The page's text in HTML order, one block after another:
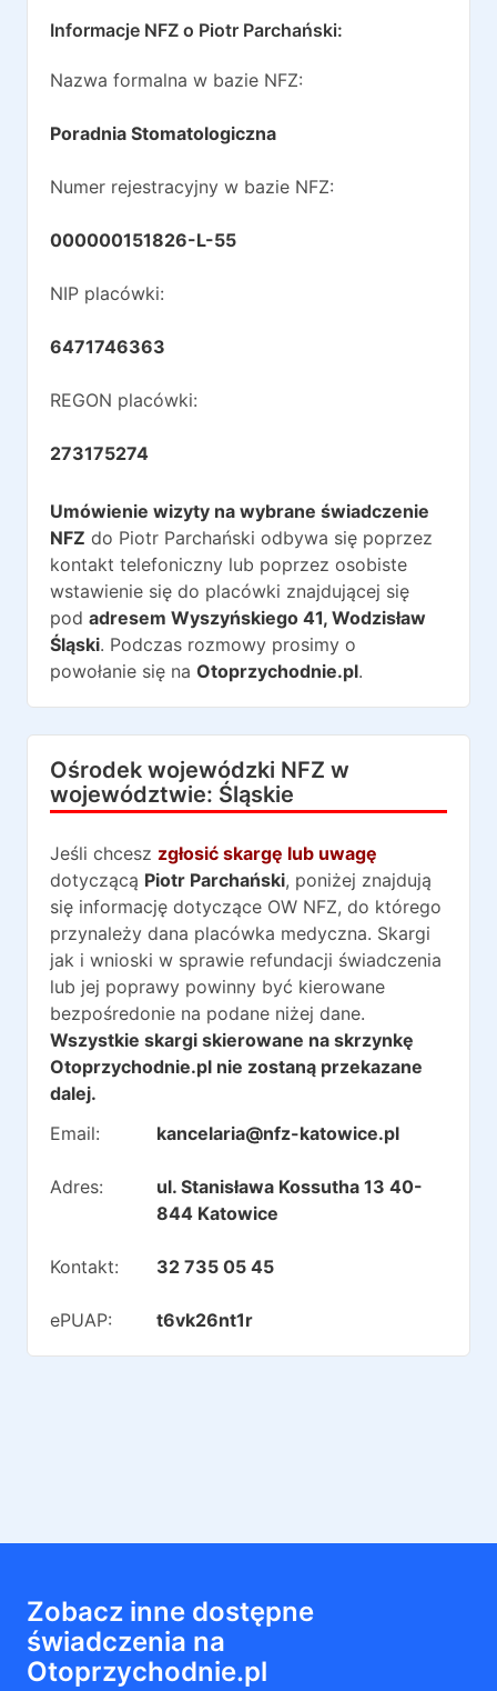
Informacje NFZ o Piotr Parchański:
Nazwa formalna w bazie NFZ:
Poradnia Stomatologiczna
Numer rejestracyjny w bazie NFZ:
000000151826-L-55
NIP placówki:
6471746363
REGON placówki:
273175274
Umówienie wizyty na wybrane świadczenie
NFZ do Piotr Parchański odbywa się poprzez
kontakt telefoniczny lub poprzez osobiste
wstawienie się do placówki znajdującej się
pod adresem Wyszyńskiego 41, Wodzisław
Śląski. Podczas rozmowy prosimy o
powołanie się na Otoprzychodnie.pl.
Ośrodek wojewódzki NFZ w
województwie: Śląskie
Jeśli chcesz zgłosić skargę lub uwagę
dotyczącą Piotr Parchański, poniżej znajdują
się informację dotyczące OW NFZ, do którego
przynależy dana placówka medyczna. Skargi
jak i wnioski w sprawie refundacji świadczenia
lub jej poprawy powinny być kierowane
bezpośredonie na podane niżej dane.
Wszystkie skargi skierowane na skrzynkę
Otoprzychodnie.pl nie zostaną przekazane
dalej.
Email:
kancelaria@nfz-katowice.pl
Adres:
ul. Stanisława Kossutha 13 40-
844 Katowice
Kontakt: 32 735 05 45
ePUAP: t6vk26nt1r
Zobacz inne dostępne
świadczenia na
Otoprzychodnie.pl